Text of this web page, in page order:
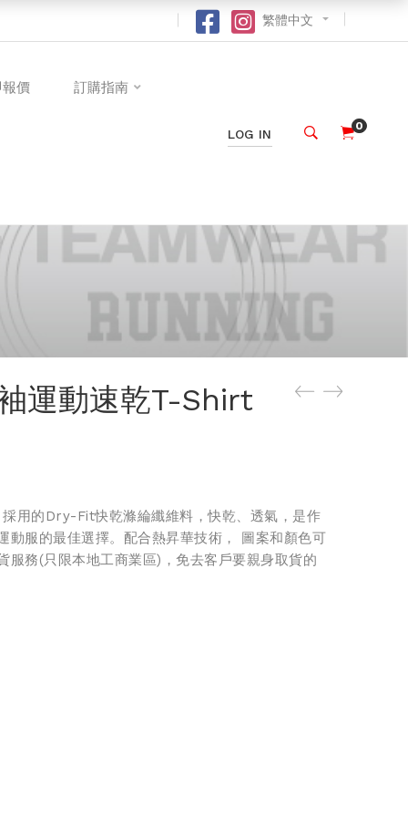
繁體中文
價 訂購指南
LOG IN
0
運動速乾T-Shirt
用的Dry-Fit快乾滌綸纖維料，快乾、透氣，是作
動服的最佳選擇。配合熱昇華技術， 圖案和顏色可
服務(只限本地工商業區)，免去客戶要親身取貨的